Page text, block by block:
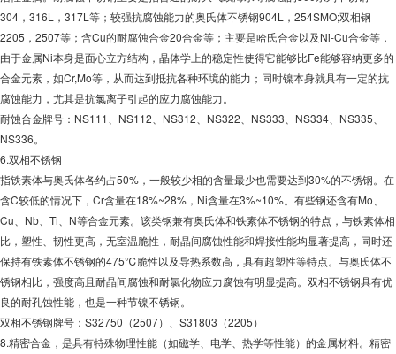
304，316L，317L等；较强抗腐蚀能力的奥氏体不锈钢904L，254SMO;双相钢
2205，2507等；含Cu的耐腐蚀合金20合金等；主要是哈氏合金以及Ni-Cu合金等，
由于金属Ni本身是面心立方结构，晶体学上的稳定性使得它能够比Fe能够容纳更多的
合金元素，如Cr,Mo等，从而达到抵抗各种环境的能力；同时镍本身就具有一定的抗
腐蚀能力，尤其是抗氯离子引起的应力腐蚀能力。
耐蚀合金牌号：NS111、NS112、NS312、NS322、NS333、NS334、NS335、
NS336。
6.双相不锈钢
指铁素体与奥氏体各约占50%，一般较少相的含量最少也需要达到30%的不锈钢。在
含C较低的情况下，Cr含量在18%~28%，Ni含量在3%~10%。有些钢还含有Mo、
Cu、Nb、Ti、N等合金元素。该类钢兼有奥氏体和铁素体不锈钢的特点，与铁素体相
比，塑性、韧性更高，无室温脆性，耐晶间腐蚀性能和焊接性能均显著提高，同时还
保持有铁素体不锈钢的475℃脆性以及导热系数高，具有超塑性等特点。与奥氏体不
锈钢相比，强度高且耐晶间腐蚀和耐氯化物应力腐蚀有明显提高。双相不锈钢具有优
良的耐孔蚀性能，也是一种节镍不锈钢。
双相不锈钢牌号：S32750（2507）、S31803（2205）
8.精密合金，是具有特殊物理性能（如磁学、电学、热学等性能）的金属材料。精密